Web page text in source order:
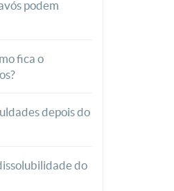
podem
fica o
depois do
do